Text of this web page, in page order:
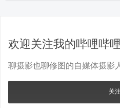
欢迎关注我的哔哩哔
聊摄影也聊修图的自媒体摄影
关注